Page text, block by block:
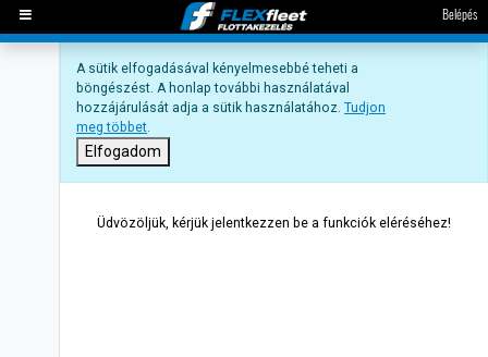
Belépés
A sütik elfogadásával kényelmesebbé teheti a
böngészést. A honlap további használatával
hozzájárulását adja a sütik használatához. Tudjon
meg többet.
Elfogadom
Üdvözöljük, kérjük jelentkezzen be a funkciók eléréséhez!